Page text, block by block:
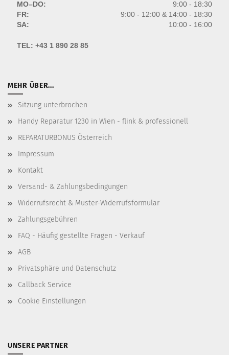
MO–DO:
9:00 - 18:30
FR:
9:00 - 12:00 & 14:00 - 18:30
SA:
10:00 - 16:00
TEL: +43 1 890 28 85
MEHR ÜBER...
Sitzung unterbrochen
Handy Reparatur 1230 in Wien - flink & professionell
REPARATURBONUS Österreich
Impressum
Kontakt
Versand- & Zahlungsbedingungen
Widerrufsrecht & Muster-Widerrufsformular
Zahlungsgebühren
FAQ - Häufig gestellte Fragen - Verkauf
AGB
Privatsphäre und Datenschutz
Callback Service
Cookie Einstellungen
UNSERE PARTNER